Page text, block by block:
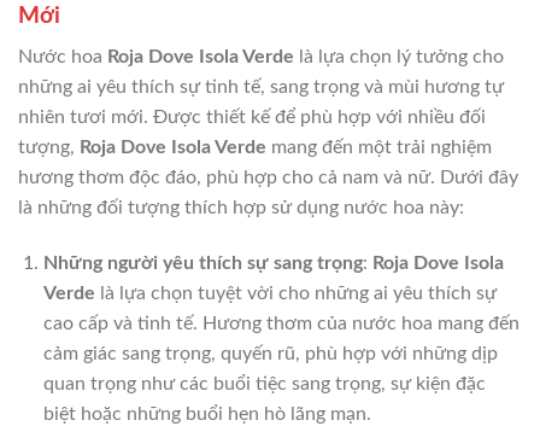
Mới
Nước hoa Roja Dove Isola Verde là lựa chọn lý tưởng cho
những ai yêu thích sự tinh tế, sang trọng và mùi hương tự
nhiên tươi mới. Được thiết kế để phù hợp với nhiều đối
tượng, Roja Dove Isola Verde mang đến một trải nghiệm
hương thơm độc đáo, phù hợp cho cả nam và nữ. Dưới đây
là những đối tượng thích hợp sử dụng nước hoa này:
Những người yêu thích sự sang trọng: Roja Dove Isola
Verde là lựa chọn tuyệt vời cho những ai yêu thích sự
cao cấp và tinh tế. Hương thơm của nước hoa mang đến
cảm giác sang trọng, quyến rũ, phù hợp với những dịp
quan trọng như các buổi tiệc sang trọng, sự kiện đặc
biệt hoặc những buổi hẹn hò lãng mạn.